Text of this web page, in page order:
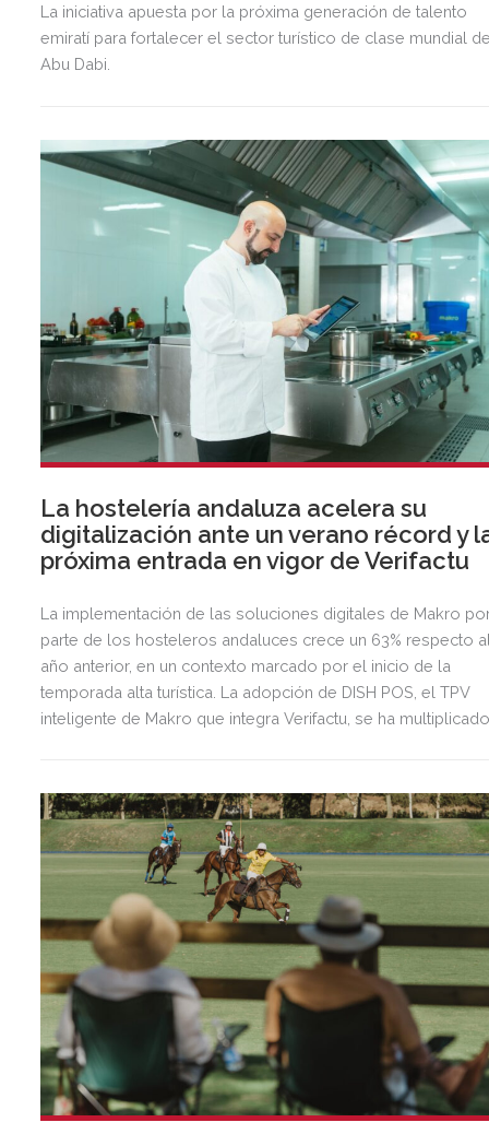
La iniciativa apuesta por la próxima generación de talento
emiratí para fortalecer el sector turístico de clase mundial
Abu Dabi.
La hostelería andaluza acelera su
digitalización ante un verano récord y
próxima entrada en vigor de Verifactu
La implementación de las soluciones digitales de Makro
parte de los hosteleros andaluces crece un 63% respecto
año anterior, en un contexto marcado por el inicio de la
temporada alta turística. La adopción de DISH POS, el TPV
inteligente de Makro que integra Verifactu, se ha